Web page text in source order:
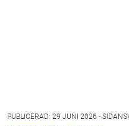
PUBLICERAD: 29 JUNI 2026 -